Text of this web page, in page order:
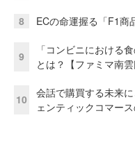
8 ECの命運握る「F1商
9
「コンビニにおける
とは？【ファミマ南
10
会話で購買する未来
ェンティックコマー